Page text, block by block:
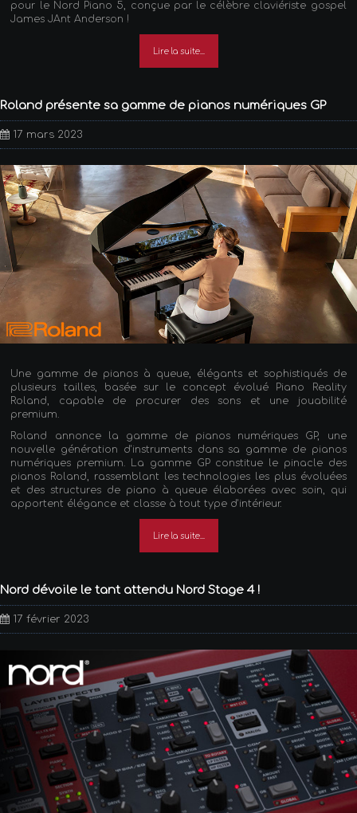
pour le Nord Piano 5, conçue par le célèbre claviériste gospel
James JAnt Anderson !
Lire la suite...
Roland présente sa gamme de pianos numériques GP
17 mars 2023
Une gamme de pianos à queue, élégants et sophistiqués de
plusieurs tailles, basée sur le concept évolué Piano Reality
Roland, capable de procurer des sons et une jouabilité
premium.
Roland annonce la gamme de pianos numériques GP, une
nouvelle génération d'instruments dans sa gamme de pianos
numériques premium. La gamme GP constitue le pinacle des
pianos Roland, rassemblant les technologies les plus évoluées
et des structures de piano à queue élaborées avec soin, qui
apportent élégance et classe à tout type d'intérieur.
Lire la suite...
Nord dévoile le tant attendu Nord Stage 4 !
17 février 2023